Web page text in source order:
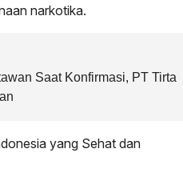
narkotika.
Saat Konfirmasi, PT Tirta
yang Sehat dan